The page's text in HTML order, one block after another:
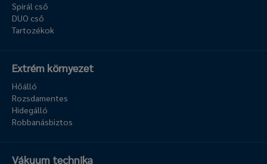
Spirál cső
DUO cső
Tartozékok
Extrém környezet
Hőálló
Rozsdamentes
Hidegálló
Robbanásbiztos
Vákuum technika